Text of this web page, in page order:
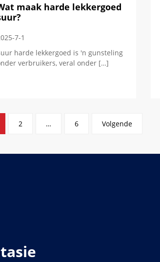
maak harde lekkergoed
7-1
harde lekkergoed is 'n gunsteling
verbruikers, veral onder […]
2 … 6 Volgende